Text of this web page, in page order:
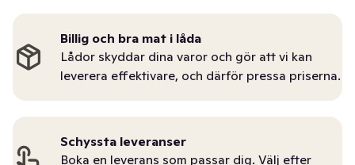
Billig och bra mat i låda
Lådor skyddar dina varor och gör att vi kan
leverera effektivare, och därför pressa priserna.
Schyssta leveranser
Boka en leverans som passar dig. Välj efter